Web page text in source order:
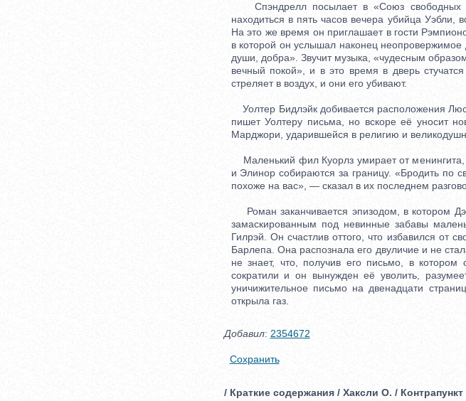
Спэндрелл посылает в «Союз свободных
находиться в пять часов вечера убийца Уэбли,
На это же время он приглашает в гости
в которой он услышал наконец
души, добра». Звучит музыка, «чудесным
вечный покой», и в это время в дверь
стреляет в воздух, и они его убивают.
Уолтер Бидлэйк добивается расположения
пишет Уолтеру письма, но вскоре её уносит
Марджори, ударившейся в религию и
Маленький фил Куорлз умирает от
и Элинор собираются за границу. «Бродить по
похоже на вас», — сказал в их последнем
Роман заканчивается эпизодом, в котором
замаскированным под невинные забавы
Гилрэй. Он счастлив оттого, что избавился от
Барлепа. Она распознала его двуличие и не
не знает, что, получив его письмо, в
сократили и он вынужден её уволить,
уничижительное письмо на двенадцати
открыла газ.
Добавил: 2354672
Сохранить
/ Краткие содержания / Хаксли О. / Контрапункт